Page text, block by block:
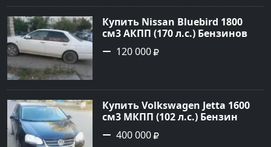
Авторынок23
Купить Nissan Bluebird 1800
см3 АКПП (170 л.с.) Бензиновый
в Новороссийск: цвет Белый
Седан 1996 года по цене 120000
120 000
Купить Volkswagen Jetta 1600
см3 МКПП (102 л.с.) Бензин
инжектор в Краснодар: цвет
черный Седан 2010 года по
400 000